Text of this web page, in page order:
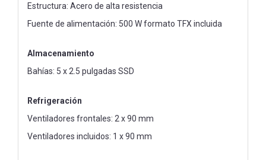
Estructura: Acero de alta resistencia
Fuente de alimentación: 500 W formato TFX incluida
Almacenamiento
Bahías: 5 x 2.5 pulgadas SSD
Refrigeración
Ventiladores frontales: 2 x 90 mm
Ventiladores incluidos: 1 x 90 mm